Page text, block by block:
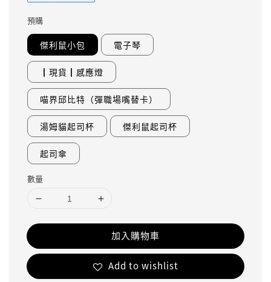
預購
傑利鼠小包 電子琴
┃現貨┃感應燈
喵界邱比特（彈職場嘴替卡）
湯姆貓起司杯 傑利鼠起司杯
起司傘
數量
加入購物車
Add to wishlist